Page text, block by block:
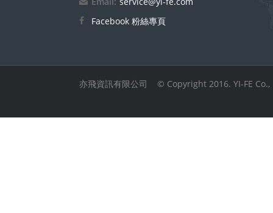
Facebook 粉絲專頁
亦飛資訊有限公司 © Copyright 2016. YI-FE